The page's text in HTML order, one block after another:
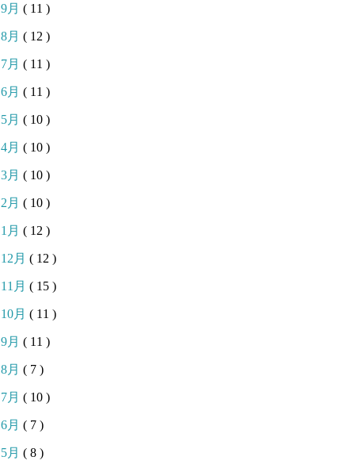
9月 ( 11 )
8月 ( 12 )
7月 ( 11 )
6月 ( 11 )
5月 ( 10 )
4月 ( 10 )
3月 ( 10 )
2月 ( 10 )
1月 ( 12 )
12月 ( 12 )
11月 ( 15 )
10月 ( 11 )
9月 ( 11 )
8月 ( 7 )
7月 ( 10 )
6月 ( 7 )
5月 ( 8 )